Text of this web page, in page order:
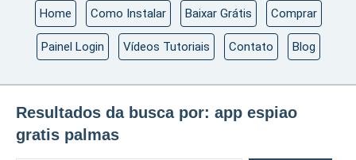
Home Como Instalar Baixar Grátis Comprar
Painel Login Vídeos Tutoriais Contato Blog
Resultados da busca por: app espiao
gratis palmas